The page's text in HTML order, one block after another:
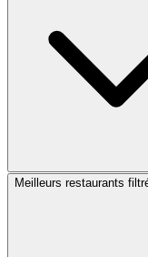
Meilleurs restaurants